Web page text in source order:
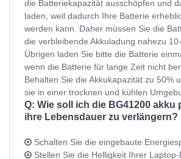
die Batteriekapazität ausschöpfen und
laden, weil dadurch Ihre Batterie
werden kann. Daher müssen Sie die
die verbleibende Akkuladung nahezu
Übrigen laden Sie bitte die Batterie
wenn die Batterie für lange Zeit nicht
Behalten Sie die Akkukapazität zu 50%
sie in einer trocknen und kühlen
Q: Wie soll ich die BG41200 akku
ihre Lebensdauer zu verlängern?
Schalten Sie die eingebaute
Stellen Sie die Helligkeit Ihrer